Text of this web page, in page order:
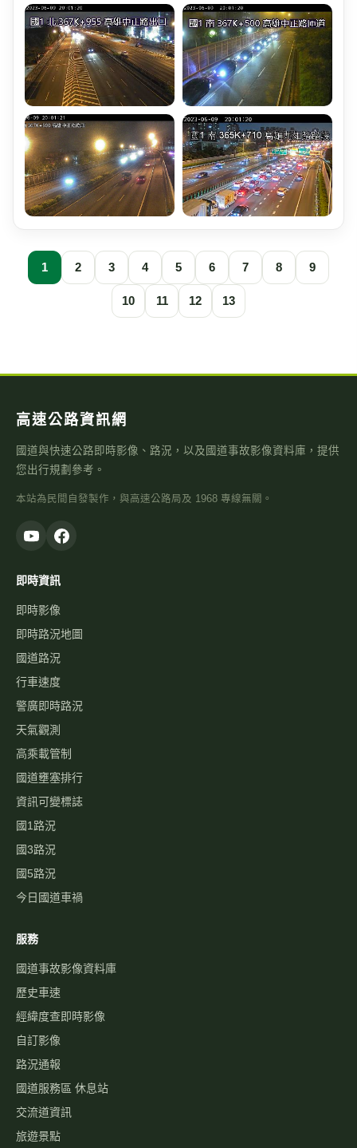
1 2 3 4 5 6 7 8 9
10 11 12 13
高速公路資訊網
國道與快速公路即時影像、路況，以及國道事故影像資料庫，提供
您出行規劃參考。
本站為民間自發製作，與高速公路局及 1968 專線無關。
即時資訊
即時影像
即時路況地圖
國道路況
行車速度
警廣即時路況
天氣觀測
高乘載管制
國道壅塞排行
資訊可變標誌
國1路況
國3路況
國5路況
今日國道車禍
服務
國道事故影像資料庫
歷史車速
經緯度查即時影像
自訂影像
路況通報
國道服務區 休息站
交流道資訊
旅遊景點